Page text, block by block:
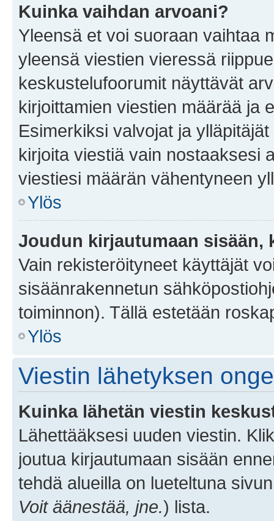
Kuinka vaihdan arvoani?
Yleensä et voi suoraan vaihtaa
yleensä viestien vieressä
keskustelufoorumit näyttävät
kirjoittamien viestien määrää ja
Esimerkiksi valvojat ja
kirjoita viestiä vain nostaaksesi
viestiesi määrän vähentyneen
Ylös
Joudun kirjautumaan sisään,
Vain rekisteröityneet käyttäjät
sisäänrakennetun
toiminnon). Tällä estetään
Ylös
Viestin lähetyksen
Kuinka lähetän viestin
Lähettääksesi uuden viestin.
joutua kirjautumaan sisään
tehdä alueilla on lueteltuna
Voit äänestää, jne.) lista.